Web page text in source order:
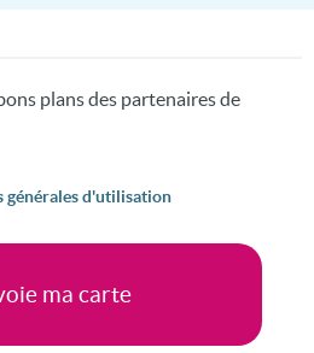
plans des partenaires de
générales d'utilisation